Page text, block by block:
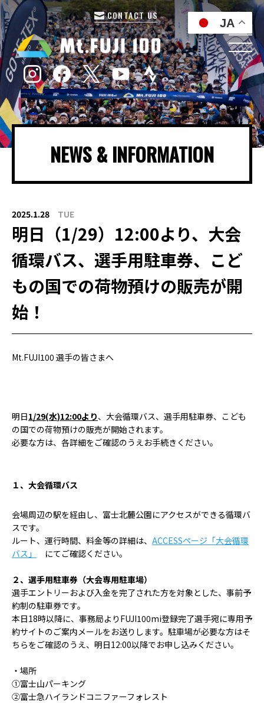
CONTACT US
NEWS & INFORMATION
2025.1.28 TUE
明日（1/29）12:00より、大会
循環バス、選手用駐車券、こど
もの国での荷物預けの販売が開
始！
Mt.FUJI100 選手の皆さまへ
明日1/29(水)12:00より、大会循環バス、選手用駐車券、こども
の国での荷物預けの販売が開始されます。
必要な方は、各詳細をご確認のうえお手続きください。
１、大会循環バス
会場周辺の駅を経由し、富士北麓公園にアクセスができる循環バ
スです。
ルート、運行時間、料金等の詳細は、 ACCESSページ「大会循環
バス」
にてご確認ください。
２、選手用駐車券（大会専用駐車場）
選手エントリーおよび入金を完了された方を対象とした、事前予
約制の駐車券です。
本日18時以降に、事務局より FUJI100mi登録完了選手宛に専用予
約サイトのご案内メールをお送りします。駐車場が必要な方はそ
ちらをご確認のうえ、明日12:00以降でお申し込みください。
・場所
①富士山パーキング
②富士急ハイランドコニファーフォレスト
JA